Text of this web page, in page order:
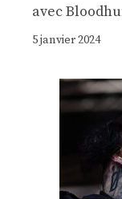
avec
5 janvier 2024